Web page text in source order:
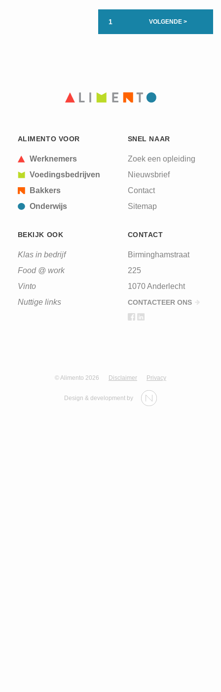
1 VOLGENDE >
ALIMENTO VOOR
Werknemers
Voedingsbedrijven
Bakkers
Onderwijs
SNEL NAAR
Zoek een opleiding
Nieuwsbrief
Contact
Sitemap
BEKIJK OOK
Klas in bedrijf
Food @ work
Vinto
Nuttige links
CONTACT
Birminghamstraat
225
1070 Anderlecht
CONTACTEER ONS
© Alimento 2026 Disclaimer Privacy
Design & development by